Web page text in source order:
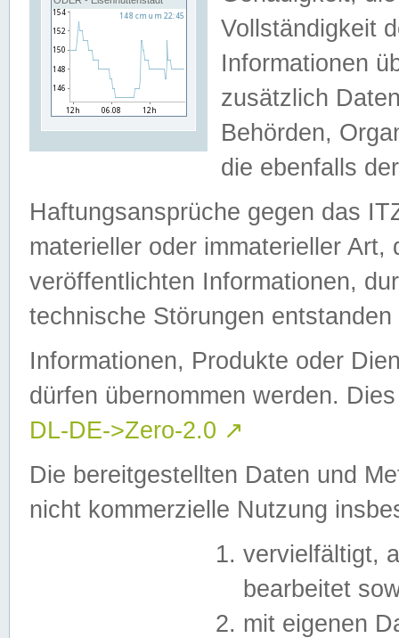
Vollständigkeit
Informationen
zusätzlich
Behörden,
die ebenfalls
Haftungsansprüche gegen das
materieller oder immaterieller
veröffentlichten Informationen,
technische Störungen
Informationen, Produkte oder
dürfen übernommen werden.
DL-DE->Zero-2.0 ↗
Die bereitgestellten Daten und
nicht kommerzielle Nutzung
vervielfältigt,
bearbeitet
mit eigenen